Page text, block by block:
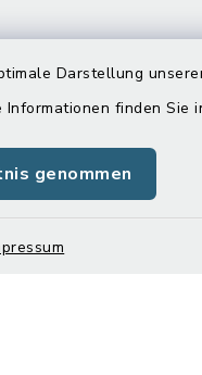
Darstellung
finden Sie
genommen